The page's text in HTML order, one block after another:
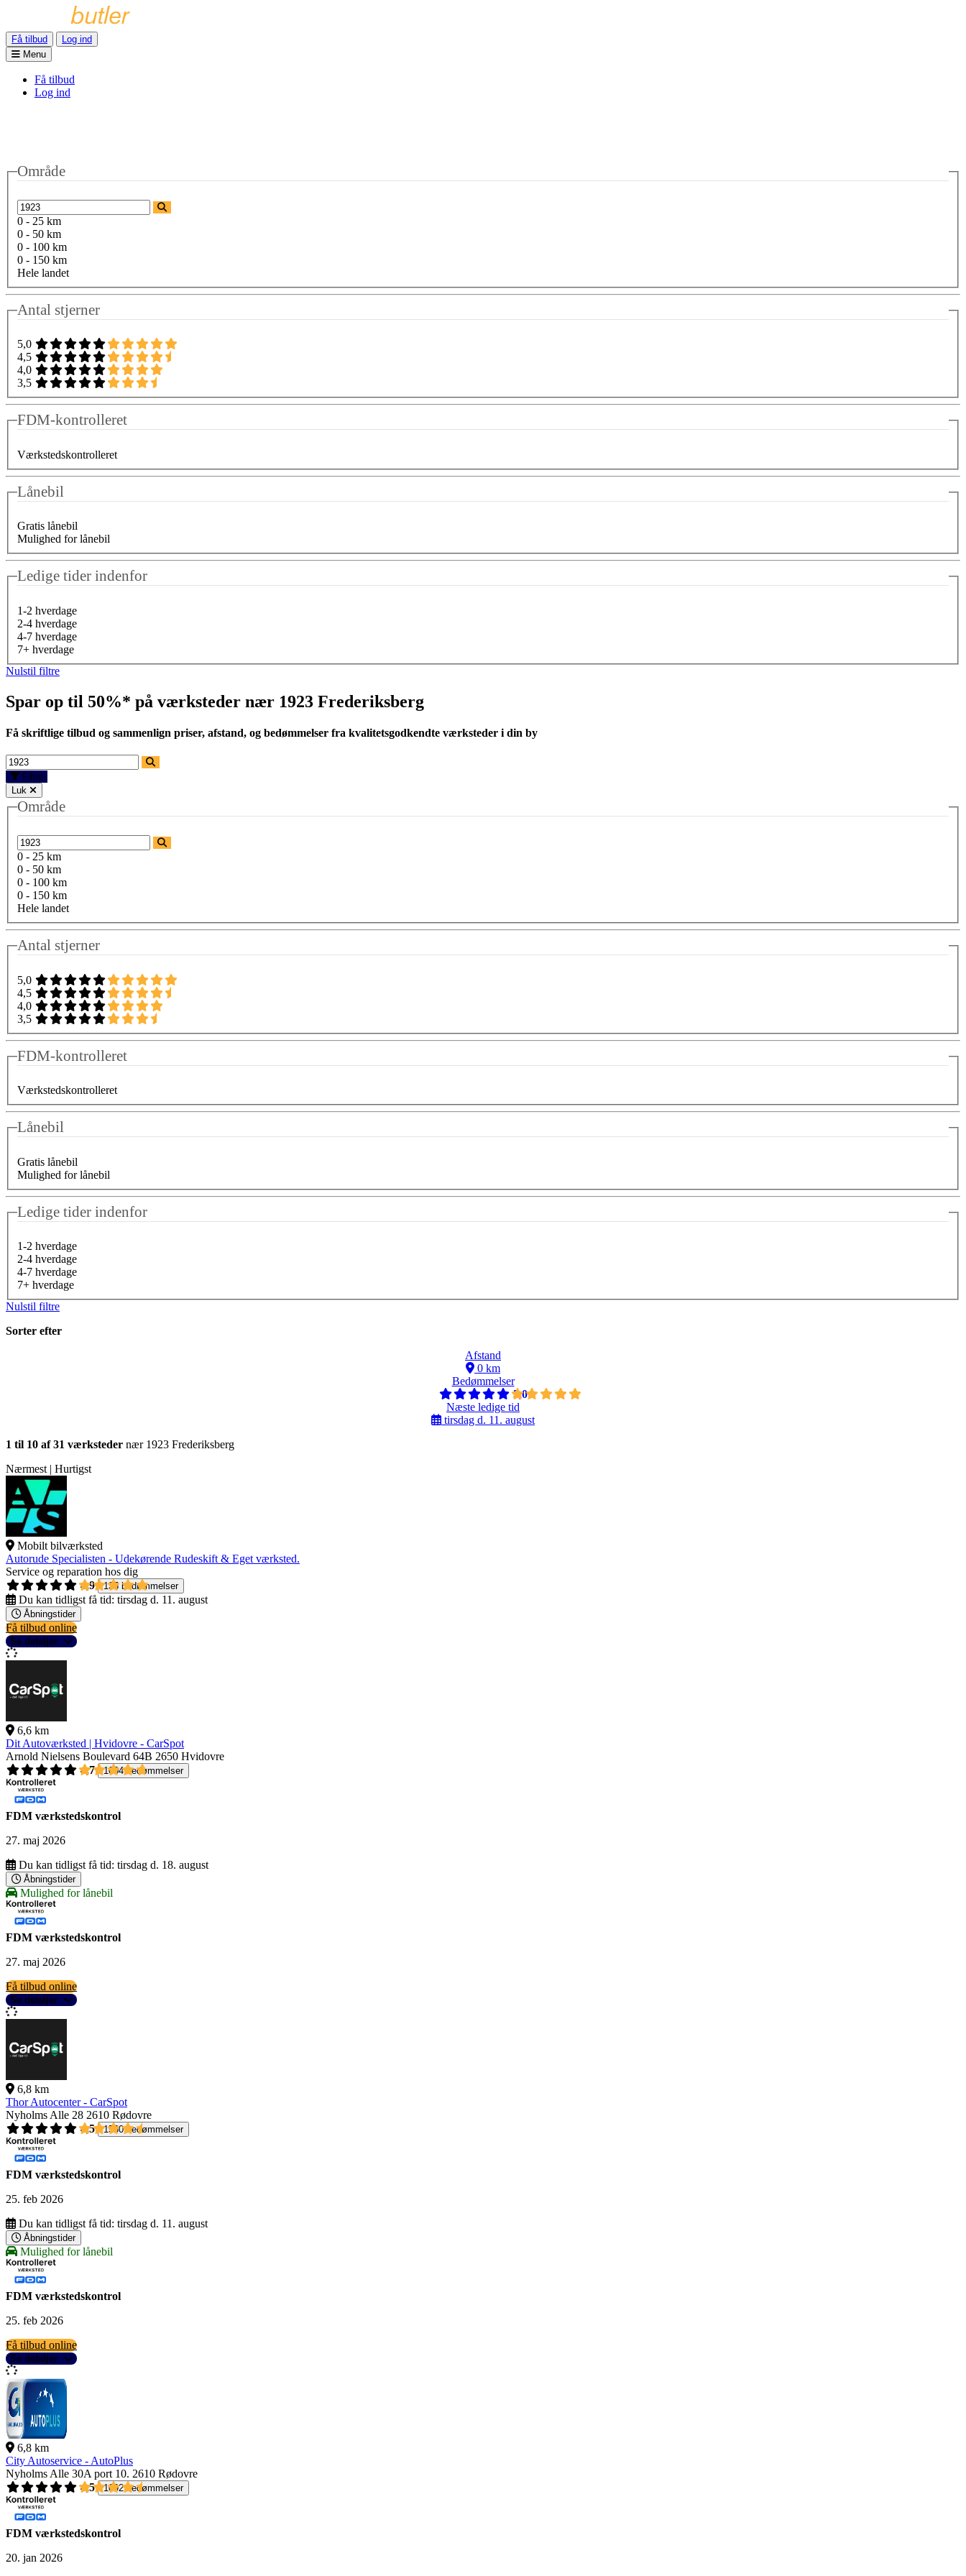
Få tilbud
Log ind
Menu
Få tilbud
Log ind
Område
0 - 25 km
0 - 50 km
0 - 100 km
0 - 150 km
Hele landet
Antal stjerner
5,0
4,5
4,0
3,5
FDM-kontrolleret
Værkstedskontrolleret
Lånebil
Gratis lånebil
Mulighed for lånebil
Ledige tider indenfor
1-2 hverdage
2-4 hverdage
4-7 hverdage
7+ hverdage
Nulstil filtre
Spar op til 50%* på værksteder nær 1923 Frederiksberg
Få skriftlige tilbud og sammenlign priser, afstand, og bedømmelser fra kvalitetsgodkendte værksteder i din by
Filtre
Luk
Område
0 - 25 km
0 - 50 km
0 - 100 km
0 - 150 km
Hele landet
Antal stjerner
5,0
4,5
4,0
3,5
FDM-kontrolleret
Værkstedskontrolleret
Lånebil
Gratis lånebil
Mulighed for lånebil
Ledige tider indenfor
1-2 hverdage
2-4 hverdage
4-7 hverdage
7+ hverdage
Nulstil filtre
Sorter efter
Afstand
0 km
Bedømmelser
5,0
Næste ledige tid
tirsdag d. 11. august
1 til 10 af 31 værksteder nær 1923 Frederiksberg
Nærmest | Hurtigst
Mobilt bilværksted
Autorude Specialisten - Udekørende Rudeskift & Eget værksted.
Service og reparation hos dig
4,9
135 bedømmelser
Du kan tidligst få tid: tirsdag d. 11. august
Åbningstider
Få tilbud online
Se detaljer
6,6 km
Dit Autoværksted | Hvidovre - CarSpot
Arnold Nielsens Boulevard 64B 2650 Hvidovre
4,7
1004 bedømmelser
FDM værkstedskontrol
27. maj 2026
Du kan tidligst få tid: tirsdag d. 18. august
Åbningstider
Mulighed for lånebil
FDM værkstedskontrol
27. maj 2026
Få tilbud online
Se detaljer
6,8 km
Thor Autocenter - CarSpot
Nyholms Alle 28 2610 Rødovre
4,5
1560 bedømmelser
FDM værkstedskontrol
25. feb 2026
Du kan tidligst få tid: tirsdag d. 11. august
Åbningstider
Mulighed for lånebil
FDM værkstedskontrol
25. feb 2026
Få tilbud online
Se detaljer
6,8 km
City Autoservice - AutoPlus
Nyholms Alle 30A port 10. 2610 Rødovre
4,5
1092 bedømmelser
FDM værkstedskontrol
20. jan 2026